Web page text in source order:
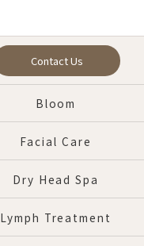
Contact Us
Bloom
Facial Care
Dry Head Spa
Lymph Treatment